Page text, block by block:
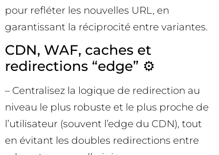
pour refléter les nouvelles URL, en
garantissant la réciprocité entre variantes.
CDN, WAF, caches et
redirections “edge” ⚙️
– Centralisez la logique de redirection au
niveau le plus robuste et le plus proche de
l’utilisateur (souvent l’edge du CDN), tout
en évitant les doubles redirections entre